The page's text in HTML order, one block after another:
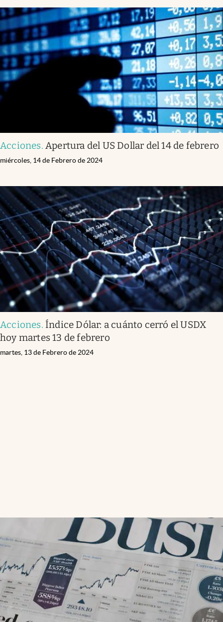
Acciones.Apertura del US Dollar del 14 de febrero
miércoles, 14 de Febrero de 2024
Acciones. Índice Dólar: a cuánto cerró el USDX
hoy martes 13 de febrero
martes, 13 de Febrero de 2024